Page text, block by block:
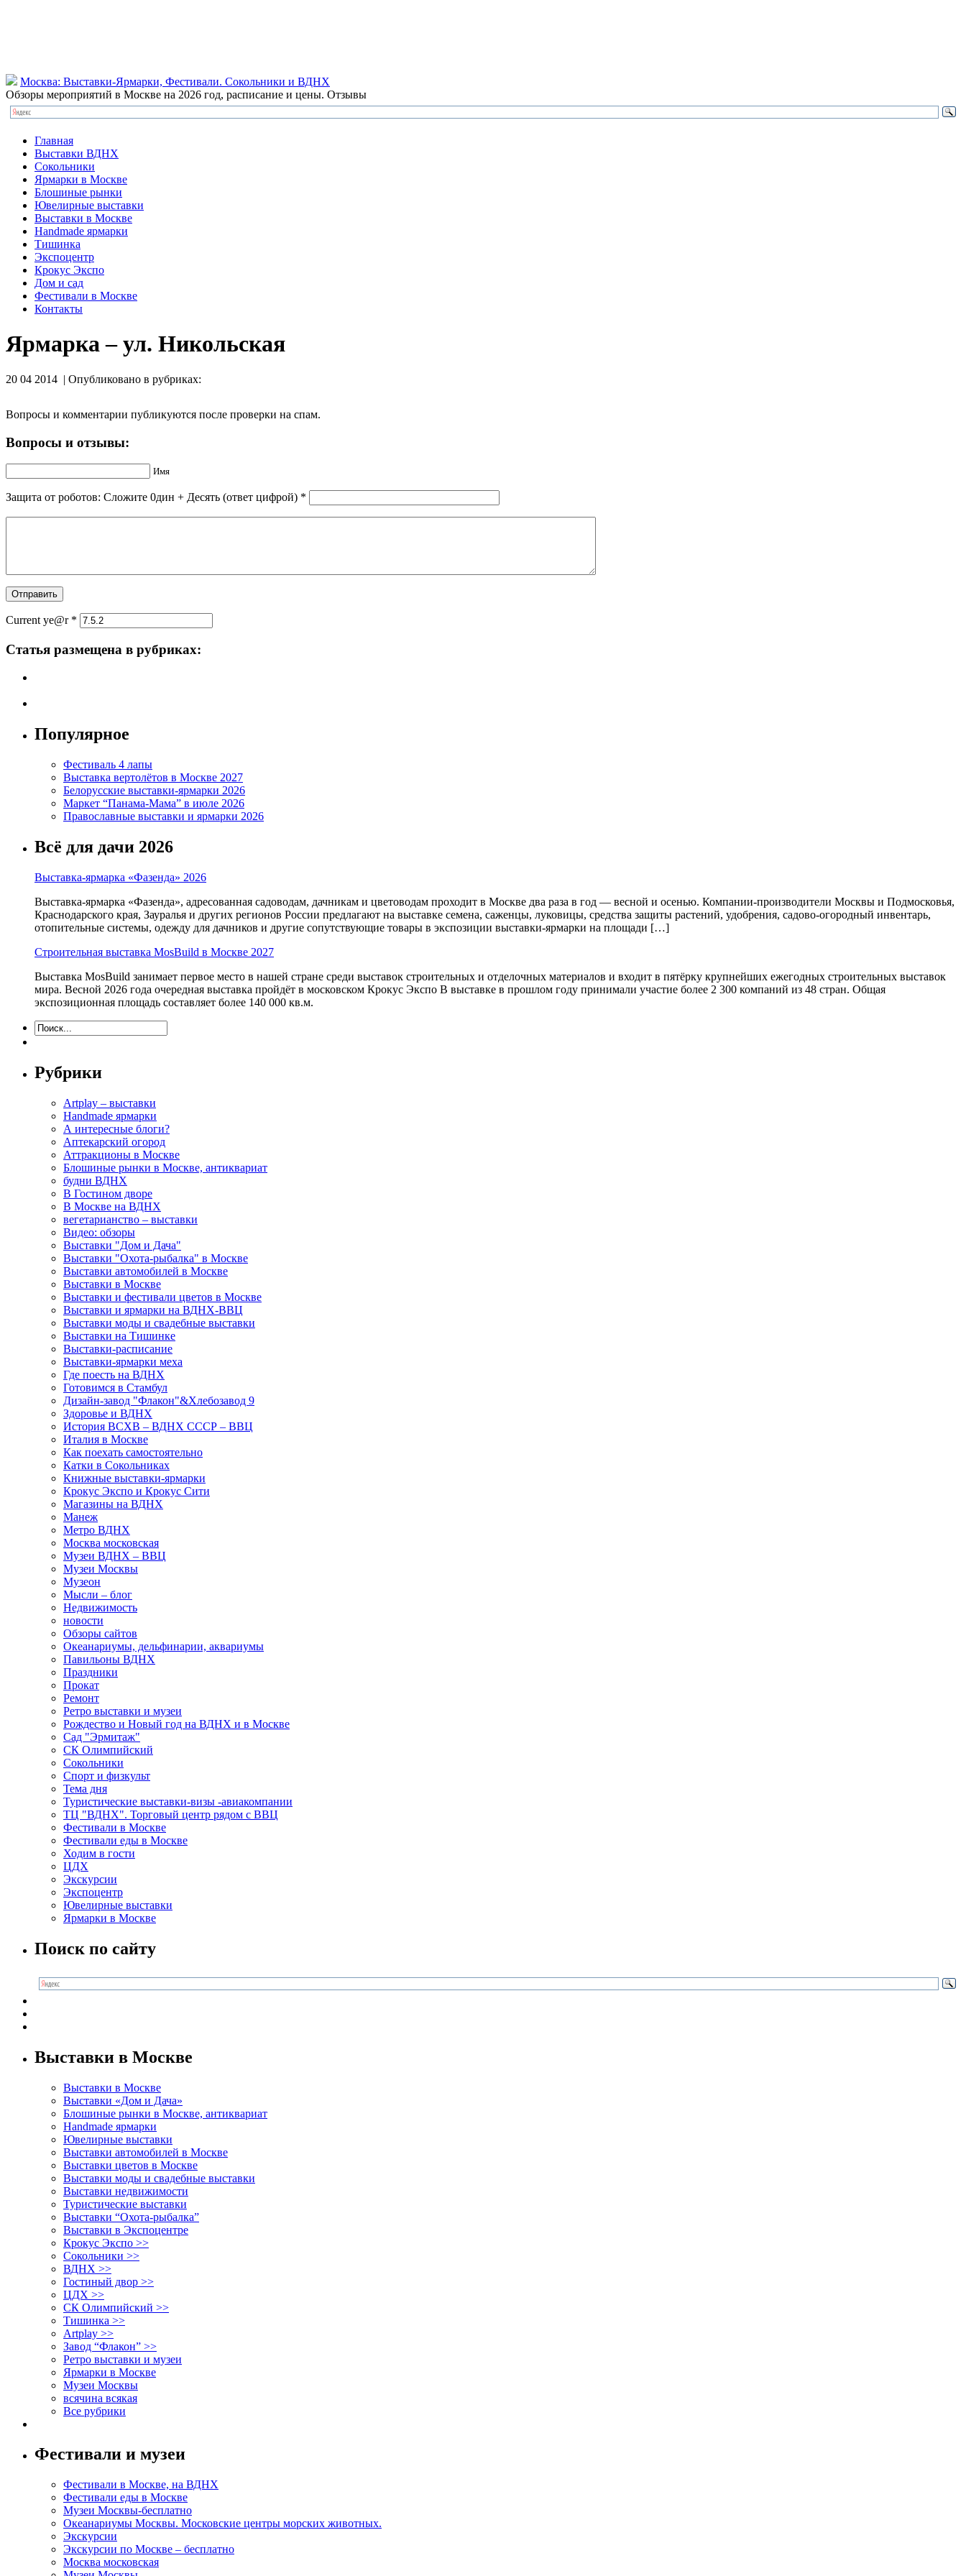
Москва: Выставки-Ярмарки, Фестивали. Сокольники и ВДНХ
Обзоры мероприятий в Москве на 2026 год, расписание и цены. Отзывы
Главная
Выставки ВДНХ
Сокольники
Ярмарки в Москве
Блошиные рынки
Ювелирные выставки
Выставки в Москве
Handmade ярмарки
Тишинка
Экспоцентр
Крокус Экспо
Дом и сад
Фестивали в Москве
Контакты
Ярмарка – ул. Никольская
20 04 2014 | Опубликовано в рубриках:
Вопросы и комментарии публикуются после проверки на спам.
Вопросы и отзывы:
Имя
Защита от роботов: Сложите 0дин + Дecять (ответ цифрой) *
Current ye@r *
Статья размещена в рубриках:
Популярное
Фестиваль 4 лапы
Выставка вертолётов в Москве 2027
Белорусские выставки-ярмарки 2026
Маркет “Панама-Мама” в июле 2026
Православные выставки и ярмарки 2026
Всё для дачи 2026
Выставка-ярмарка «Фазенда» 2026
Выставка-ярмарка «Фазенда», адресованная садоводам, дачникам и цветоводам проходит в Москве два раза в год — весной и осенью. Компании-производители Москвы и Подмосковья,
Краснодарского края, Зауралья и других регионов России предлагают на выставке семена, саженцы, луковицы, средства защиты растений, удобрения, садово-огородный инвентарь,
отопительные системы, одежду для дачников и другие сопутствующие товары в экспозиции выставки-ярмарки на площади […]
Строительная выставка MosBuild в Москве 2027
Выставка MosBuild занимает первое место в нашей стране среди выставок строительных и отделочных материалов и входит в пятёрку крупнейших ежегодных строительных выставок
мира. Весной 2026 года очередная выставка пройдёт в московском Крокус Экспо В выставке в прошлом году принимали участие более 2 300 компаний из 48 стран. Общая
экспозиционная площадь составляет более 140 000 кв.м.
Рубрики
Artplay – выставки
Handmade ярмарки
А интересные блоги?
Аптекарский огород
Аттракционы в Москве
Блошиные рынки в Москве, антиквариат
будни ВДНХ
В Гостином дворе
В Москве на ВДНХ
вегетарианство – выставки
Видео: обзоры
Выставки "Дом и Дача"
Выставки "Охота-рыбалка" в Москве
Выставки автомобилей в Москве
Выставки в Москве
Выставки и фестивали цветов в Москве
Выставки и ярмарки на ВДНХ-ВВЦ
Выставки моды и свадебные выставки
Выставки на Тишинке
Выставки-расписание
Выставки-ярмарки меха
Где поесть на ВДНХ
Готовимся в Стамбул
Дизайн-завод "Флакон"&Хлебозавод 9
Здоровье и ВДНХ
История ВСХВ – ВДНХ СССР – ВВЦ
Италия в Москве
Как поехать самостоятельно
Катки в Сокольниках
Книжные выставки-ярмарки
Крокус Экспо и Крокус Сити
Магазины на ВДНХ
Манеж
Метро ВДНХ
Москва московская
Музеи ВДНХ – ВВЦ
Музеи Москвы
Музеон
Мысли – блог
Недвижимость
новости
Обзоры сайтов
Океанариумы, дельфинарии, аквариумы
Павильоны ВДНХ
Праздники
Прокат
Ремонт
Ретро выставки и музеи
Рождество и Новый год на ВДНХ и в Москве
Сад "Эрмитаж"
СК Олимпийский
Сокольники
Спорт и физкульт
Тема дня
Туристические выставки-визы -авиакомпании
ТЦ "ВДНХ". Торговый центр рядом с ВВЦ
Фестивали в Москве
Фестивали еды в Москве
Ходим в гости
ЦДХ
Экскурсии
Экспоцентр
Ювелирные выставки
Ярмарки в Москве
Поиск по сайту
Выставки в Москве
Выставки в Москве
Выставки «Дом и Дача»
Блошиные рынки в Москве, антиквариат
Handmade ярмарки
Ювелирные выставки
Выставки автомобилей в Москве
Выставки цветов в Москве
Выставки моды и свадебные выставки
Выставки недвижимости
Туристические выставки
Выставки “Охота-рыбалка”
Выставки в Экспоцентре
Крокус Экспо >>
Сокольники >>
ВДНХ >>
Гостиный двор >>
ЦДХ >>
СК Олимпийский >>
Тишинка >>
Artplay >>
Завод “Флакон” >>
Ретро выставки и музеи
Ярмарки в Москве
Музеи Москвы
всячина всякая
Все рубрики
Фестивали и музеи
Фестивали в Москве, на ВДНХ
Фестивали еды в Москве
Музеи Москвы-бесплатно
Океанариумы Москвы. Московские центры морских животных.
Экскурсии
Экскурсии по Москве – бесплатно
Москва московская